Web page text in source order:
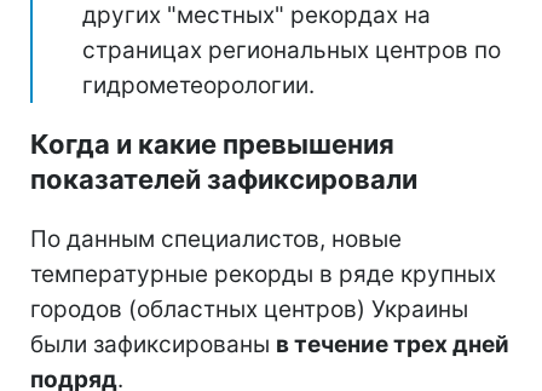
других "местных" рекордах на
страницах региональных центров по
гидрометеорологии.
Когда и какие превышения
показателей зафиксировали
По данным специалистов, новые
температурные рекорды в ряде крупных
городов (областных центров) Украины
были зафиксированы в течение трех дней
подряд.